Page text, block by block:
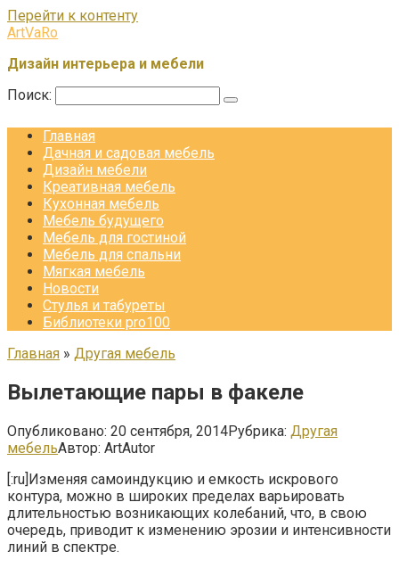
Перейти к контенту
ArtVaRo
Дизайн интерьера и мебели
Поиск:
Главная
Дачная и садовая мебель
Дизайн мебели
Креативная мебель
Кухонная мебель
Мебель будущего
Мебель для гостиной
Мебель для спальни
Мягкая мебель
Новости
Стулья и табуреты
Библиотеки pro100
Главная » Другая мебель
Вылетающие пары в факеле
Опубликовано: 20 сентября, 2014Рубрика: Другая
мебельАвтор: ArtAutor
[:ru]Изменяя самоиндукцию и емкость искрового
контура, можно в широких пределах варьировать
длительностью возникающих колебаний, что, в свою
очередь, приводит к изменению эрозии и интенсивности
линий в спектре.